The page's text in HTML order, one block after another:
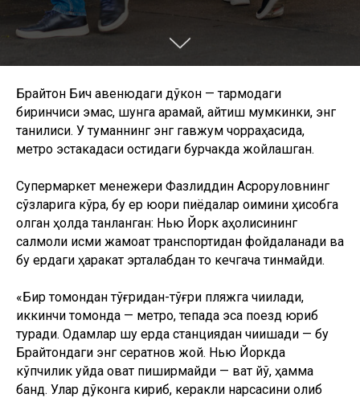
Брайтон Бич авенюдаги дўкон — тармоқдаги
биринчиси эмас, шунга қарамай, айтиш мумкинки, энг
таниқлиси. У туманнинг энг гавжум чорраҳасида,
метро эстакадаси остидаги бурчакда жойлашган.
Супермаркет менежери Фазлиддин Асрорқуловнинг
сўзларига кўра, бу ер юқори пиёдалар оқимини ҳисобга
олган ҳолда танланган: Нью Йорк аҳолисининг
салмоқли қисми жамоат транспортидан фойдаланади ва
бу ердаги ҳаракат эрталабдан то кечгача тинмайди.
«Бир томондан тўғридан-тўғри пляжга чиқилади,
иккинчи томонда — метро, тепада эса поезд юриб
туради. Одамлар шу ерда станциядан чиқишади — бу
Брайтондаги энг серқатнов жой. Нью Йоркда
кўпчилик уйда овқат пиширмайди — вақт йўқ, ҳамма
банд. Улар дўконга кириб, керакли нарсасини олиб